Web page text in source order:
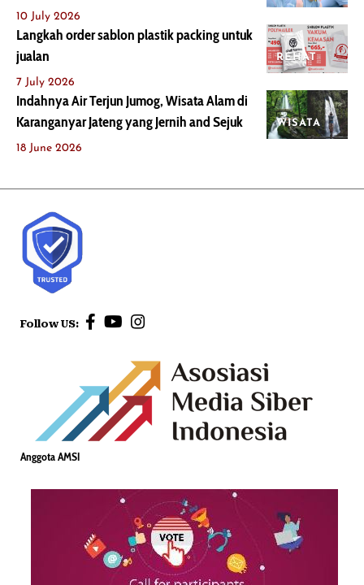
10 July 2026
REHAT
Langkah order sablon plastik packing untuk
jualan
7 July 2026
WISATA
Indahnya Air Terjun Jumog, Wisata Alam di
Karanganyar Jateng yang Jernih and Sejuk
18 June 2026
Follow US:
Anggota AMSI